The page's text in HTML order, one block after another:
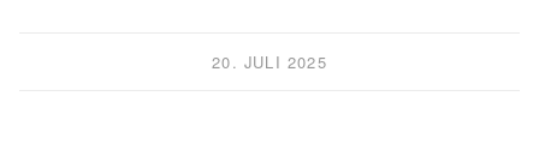
20. JULI 2025